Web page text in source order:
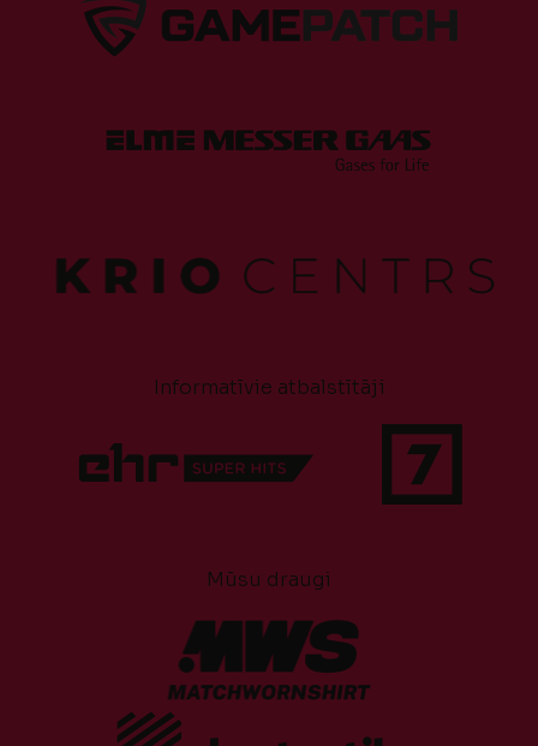
Informatīvie atbalstītāji
Mūsu draugi